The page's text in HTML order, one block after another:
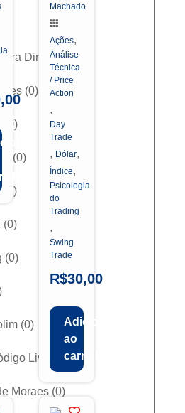
Diniz(0)
(0)
0)
(0)
0)
(0)
(0)
(0)
Livre) 0)
Moraes (0)
Machado
Ações,
Análise
Técnica
/ Price
Action
,
Day
Trade
, Dólar,
Índice,
Psicologia
do
Trading
,
Swing
Trade
R$30,00
Adicionar
ao
carrinho